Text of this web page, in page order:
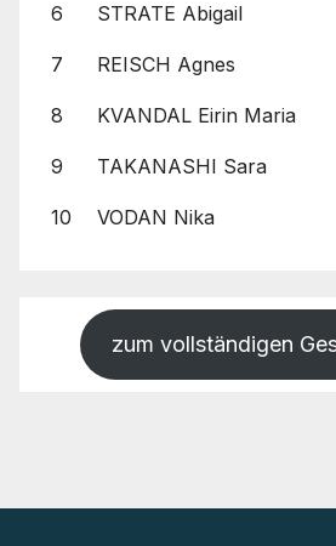
6 STRATE Abigail
7 REISCH Agnes
8 KVANDAL Eirin Maria
9 TAKANASHI Sara
10 VODAN Nika
zum vollständigen